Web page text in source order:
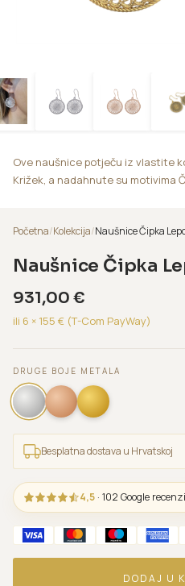
Ove naušnice potječu iz vlastite
Križek, a nadahnute su motivima
Početna/Kolekcija/Naušnice Čipka
Naušnice Čipka
931,00 €
ili 6 × 155 € (T-Com PayWay)
DRUGE BOJE METALA
Besplatna dostava u Hrvatskoj
4,5 · 102 Google
DODAJ U